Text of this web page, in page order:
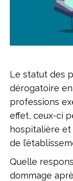
Le statut des
dérogatoire
professions
effet, ceux-ci
hospitalière
de
Quelle
dommage